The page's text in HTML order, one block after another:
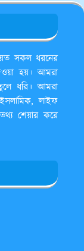
সকল ধরনের
হয়। আমরা
ধরি। আমরা
লাইফ
শেয়ার করে